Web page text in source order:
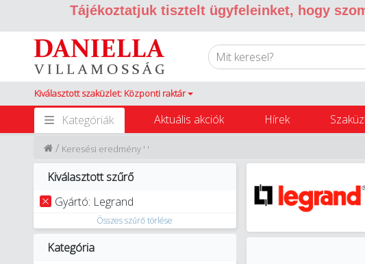
Tájékoztatjuk tisztelt ügyfeleinket, hogy
Kiválasztott szaküzlet: Központi raktár
Kategóriák Aktuális akciók Hírek
Keresési eredmény ' '
/
Kiválasztott szűrő
Gyártó: Legrand
Összes szűrő törlése
Kategória